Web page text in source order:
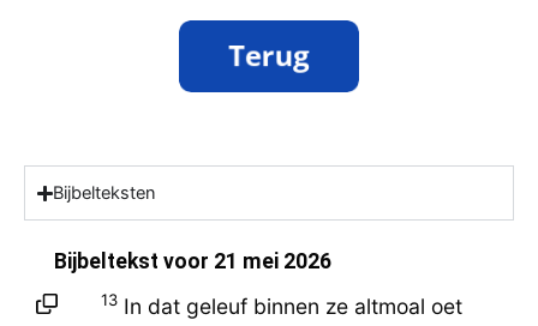
Bijbelteksten
Bijbeltekst voor 21 mei 2026
13In dat geleuf binnen ze altmoal oet